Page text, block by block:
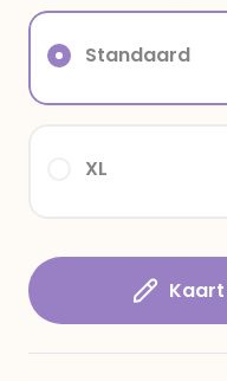
XL
Standaard